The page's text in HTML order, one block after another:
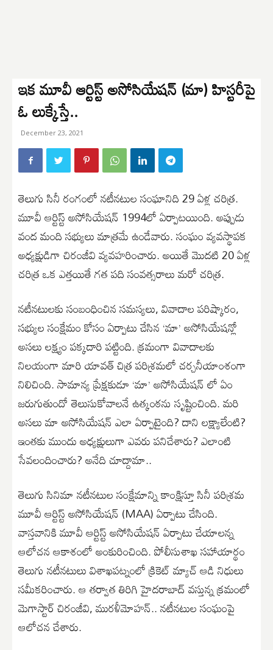
ఇక మూవీ ఆర్టిస్ట్ అసోసియేషన్ (మా) హిస్టరీపై
ఓ లుక్కేస్తే..
December 23, 2021
తెలుగు సినీ రంగంలో నటీనటుల సంఘానిది 29 ఏళ్ల చరిత్ర.
మూవీ ఆర్టిస్ట్ అసోసియేషన్ 1994లో ఏర్పాటయింది. అప్పుడు
వంద మంది సభ్యులు మాత్రమే ఉండేవారు. సంఘం వ్యవస్థాపక
అధ్యక్షుడిగా చిరంజీవి వ్యవహరించారు. అయితే మొదటి 20 ఏళ్ల
చరిత్ర ఒక ఎత్తయితే గత పది సంవత్సరాలు మరో చరిత్ర.
నటీనటులకు సంబంధించిన సమస్యలు, వివాదాల పరిష్కారం,
సభ్యుల సంక్షేమం కోసం ఏర్పాటు చేసిన ‘మా’ అసోసియేషన్లో
అసలు లక్ష్యం పక్కదారి పట్టింది. క్రమంగా వివాదాలకు
నిలయంగా మారి యావత్ చిత్ర పరిశ్రమలో చర్చనీయాంశంగా
నిలిచింది. సామాన్య ప్రేక్షకుడూ ‘మా’ అసోసియేషన్ లో ఏం
జరుగుతుందో తెలుసుకోవాలనే ఉత్కంఠను సృష్టించింది. మరి
అసలు మా అసోసియేషన్ ఎలా ఏర్పాటైంది? దాని లక్ష్యాలేంటి?
ఇంతకు ముందు అధ్యక్షులుగా ఎవరు పనిచేశారు? ఎలాంటి
సేవలందించారు? అనేది చూద్దామా..
తెలుగు సినిమా నటీనటుల సంక్షేమాన్ని కాంక్షిస్తూ సినీ పరిశ్రమ
మూవీ ఆర్టిస్ట్ అసోసియేషన్ (MAA) ఏర్పాటు చేసింది.
వాస్తవానికి మూవీ ఆర్టిస్ట్ అసోసియేషన్ ఏర్పాటు చేయాలన్న
ఆలోచన ఆకాశంలో అంకురించింది. పోలీసుశాఖ సహాయార్థం
తెలుగు నటీనటులు విశాఖపట్నంలో క్రికెట్ మ్యాచ్ ఆడి నిధులు
సమీకరించారు. ఆ తర్వాత తిరిగి హైదరాబాద్ వస్తున్న క్రమంలో
మెగాస్టార్ చిరంజీవి, మురళీమోహన్.. నటీనటుల సంఘంపై
ఆలోచన చేశారు.